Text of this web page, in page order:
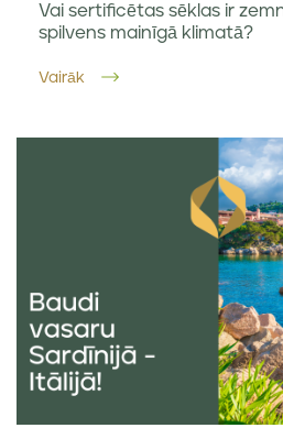
Vai sertificētas sēklas ir
spilvens mainīgā klimatā?
Vairāk